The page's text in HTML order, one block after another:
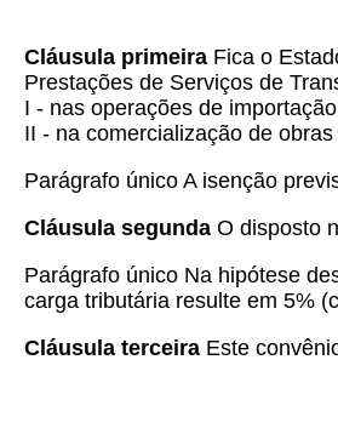
Cláusula primeira Fica o
Prestações de Serviços de
I - nas operações de
II - na comercialização de
Parágrafo único A isenção
Cláusula segunda O disposto
Parágrafo único Na hipótese
carga tributária resulte em 5%
Cláusula terceira Este